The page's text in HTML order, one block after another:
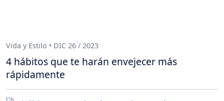
Vida y Estilo • DIC 26 / 2023
4 hábitos que te harán envejecer más
rápidamente